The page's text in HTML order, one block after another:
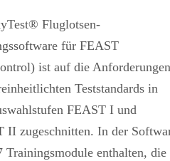
Fluglotsen-
für FEAST
ist auf die Anforderungen
Teststandards in
FEAST I und
II zugeschnitten. In der
Trainingsmodule enthalten, die